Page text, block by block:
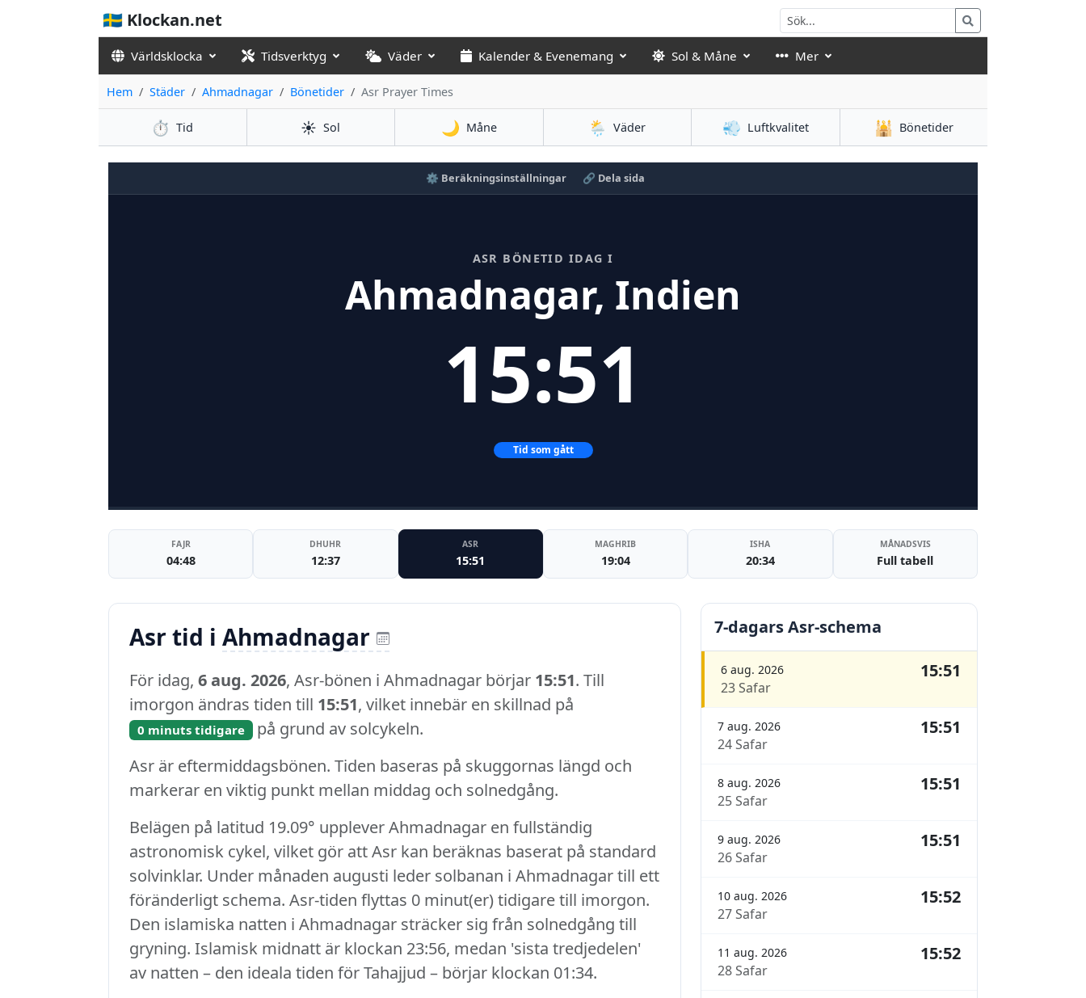
🇸🇪 Klockan.net
Världsklocka Tidsverktyg Väder Kalender & Evenemang Sol & Måne Mer
Hem Städer Ahmadnagar Bönetider Asr Prayer Times
⏱️ Tid ☀️ Sol 🌙 Måne 🌦️ Väder 💨 Luftkvalitet 🕌 Bönetider
⚙️ Beräkningsinställningar 🔗 Dela sida
ASR BÖNETID IDAG I
Ahmadnagar, Indien
15:51
Tid som gått
FAJR
04:48
DHUHR
12:37
ASR
15:51
MAGHRIB
19:04
ISHA
20:34
MÅNADSVIS
Full tabell
Asr tid i Ahmadnagar
För idag, 6 aug. 2026, Asr-bönen i Ahmadnagar börjar 15:51. Till
imorgon ändras tiden till 15:51, vilket innebär en skillnad på
0 minuts tidigare på grund av solcykeln.
Asr är eftermiddagsbönen. Tiden baseras på skuggornas längd och
markerar en viktig punkt mellan middag och solnedgång.
Belägen på latitud 19.09° upplever Ahmadnagar en fullständig
astronomisk cykel, vilket gör att Asr kan beräknas baserat på standard
solvinklar. Under månaden augusti leder solbanan i Ahmadnagar till ett
föränderligt schema. Asr-tiden flyttas 0 minut(er) tidigare till imorgon.
Den islamiska natten i Ahmadnagar sträcker sig från solnedgång till
gryning. Islamisk midnatt är klockan 23:56, medan 'sista tredjedelen'
av natten – den ideala tiden för Tahajjud – börjar klockan 01:34.
7-dagars Asr-schema
6 aug. 2026
23 Safar
15:51
7 aug. 2026
24 Safar
15:51
8 aug. 2026
25 Safar
15:51
9 aug. 2026
26 Safar
15:51
10 aug. 2026
27 Safar
15:52
11 aug. 2026
28 Safar
15:52